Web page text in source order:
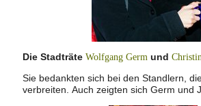
Die Stadträte Wolfgang Germ und
Sie bedankten sich bei den Standlern,
verbreiten. Auch zeigten sich Germ und